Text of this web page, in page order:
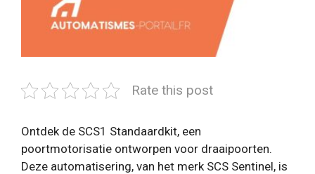
Rate this post
Ontdek de SCS1 Standaardkit, een
poortmotorisatie ontworpen voor draaipoorten.
Deze automatisering, van het merk SCS Sentinel, is